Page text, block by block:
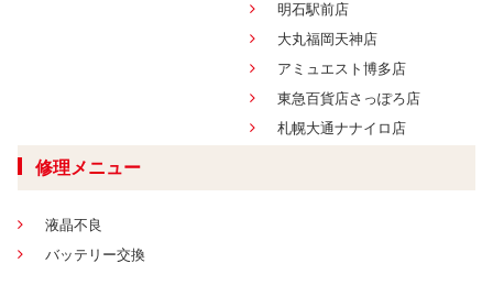
明石駅前店
大丸福岡天神店
アミュエスト博多店
東急百貨店さっぽろ店
札幌大通ナナイロ店
修理メニュー
液晶不良
バッテリー交換